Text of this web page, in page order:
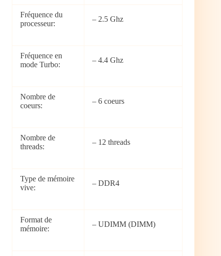
Fréquence du
processeur:
– 2.5 Ghz
Fréquence en
mode Turbo:
– 4.4 Ghz
Nombre de
coeurs:
– 6 coeurs
Nombre de
threads:
– 12 threads
Type de mémoire
vive:
– DDR4
Format de
mémoire:
– UDIMM (DIMM)